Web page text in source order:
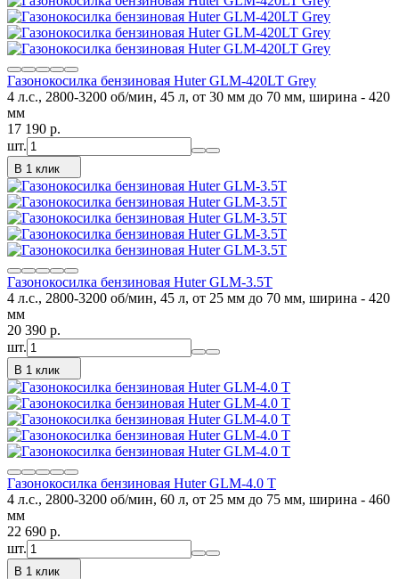
Газонокосилка бензиновая Huter GLM-420LT Grey
4 л.с., 2800-3200 об/мин, 45 л, от 30 мм до 70 мм, ширина - 420
мм
17 190 p.
шт.
В 1 клик
Газонокосилка бензиновая Huter GLM-3.5T
4 л.с., 2800-3200 об/мин, 45 л, от 25 мм до 70 мм, ширина - 420
мм
20 390 p.
шт.
В 1 клик
Газонокосилка бензиновая Huter GLM-4.0 T
4 л.с., 2800-3200 об/мин, 60 л, от 25 мм до 75 мм, ширина - 460
мм
22 690 p.
шт.
В 1 клик